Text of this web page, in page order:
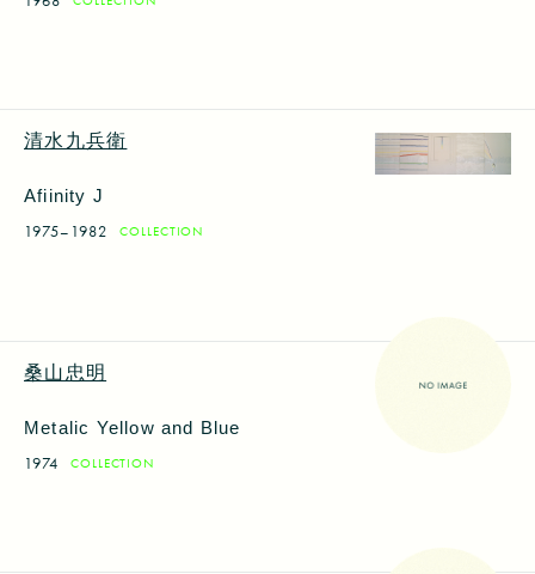
清水九兵衛
Afiinity J
1975–1982 COLLECTION
桑山忠明
Metalic Yellow and Blue
1974 COLLECTION